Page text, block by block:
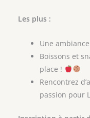
Les plus :
Une
Boissons et
place !
Rencontrez
passion pour